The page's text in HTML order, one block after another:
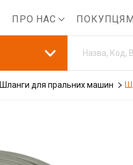
ПРО НАС ПОКУПЦЯМ
Шланги для пральних машин